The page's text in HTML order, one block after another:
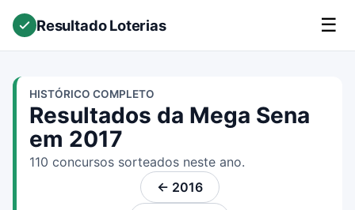
Resultado Loterias ☰
HISTÓRICO COMPLETO
Resultados da Mega Sena
em 2017
110 concursos sorteados neste ano.
← 2016